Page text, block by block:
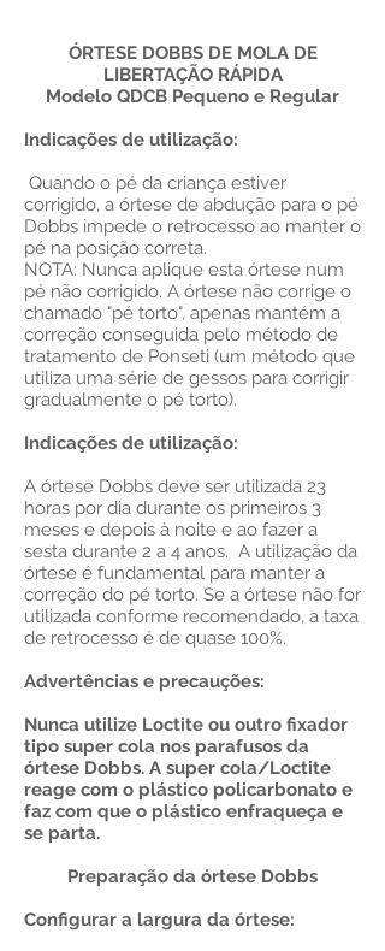
ÓRTESE DOBBS DE MOLA DE
LIBERTAÇÃO RÁPIDA
Modelo QDCB Pequeno e Regular
Indicações de utilização:
Quando o pé da criança estiver
corrigido, a órtese de abdução para o pé
Dobbs impede o retrocesso ao manter o
pé na posição correta.
NOTA: Nunca aplique esta órtese num
pé não corrigido. A órtese não corrige o
chamado "pé torto", apenas mantém a
correção conseguida pelo método de
tratamento de Ponseti (um método que
utiliza uma série de gessos para corrigir
gradualmente o pé torto).
Indicações de utilização:
A órtese Dobbs deve ser utilizada 23
horas por dia durante os primeiros 3
meses e depois à noite e ao fazer a
sesta durante 2 a 4 anos. A utilização da
órtese é fundamental para manter a
correção do pé torto. Se a órtese não for
utilizada conforme recomendado, a taxa
de retrocesso é de quase 100%.
Advertências e precauções:
Nunca utilize Loctite ou outro fixador
tipo super cola nos parafusos da
órtese Dobbs. A super cola/Loctite
reage com o plástico policarbonato e
faz com que o plástico enfraqueça e
se parta.
Preparação da órtese Dobbs
Configurar a largura da órtese: